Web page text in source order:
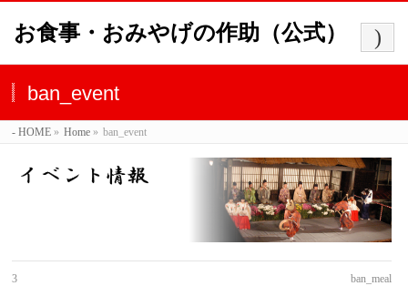
お食事・おみやげの作助（公式）
ban_event
HOME » Home » ban_event
3 ban_meal